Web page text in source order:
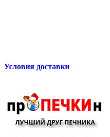
Условия доставки